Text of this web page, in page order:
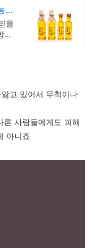
장
품
을
문
고 있어서 무척이나
른 사람들에게도 피해
아니죠